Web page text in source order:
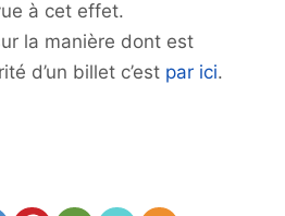
à cet effet.
la manière dont est
d’un billet c’est par ici.